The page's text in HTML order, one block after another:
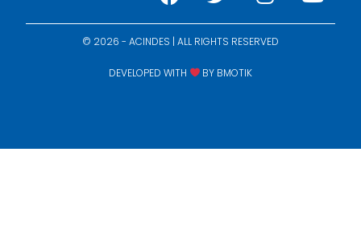
© 2026 - ACINDES | ALL RIGHTS RESERVED
DEVELOPED WITH BY BMOTIK